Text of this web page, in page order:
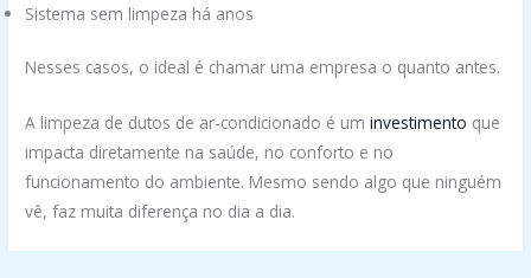
Sistema sem limpeza há anos
Nesses casos, o ideal é chamar uma empresa o quanto antes.
A limpeza de dutos de ar-condicionado é uminvestimento que
impacta diretamente na saúde, no conforto e no
funcionamento do ambiente. Mesmo sendo algo que ninguém
vê, faz muita diferença no dia a dia.